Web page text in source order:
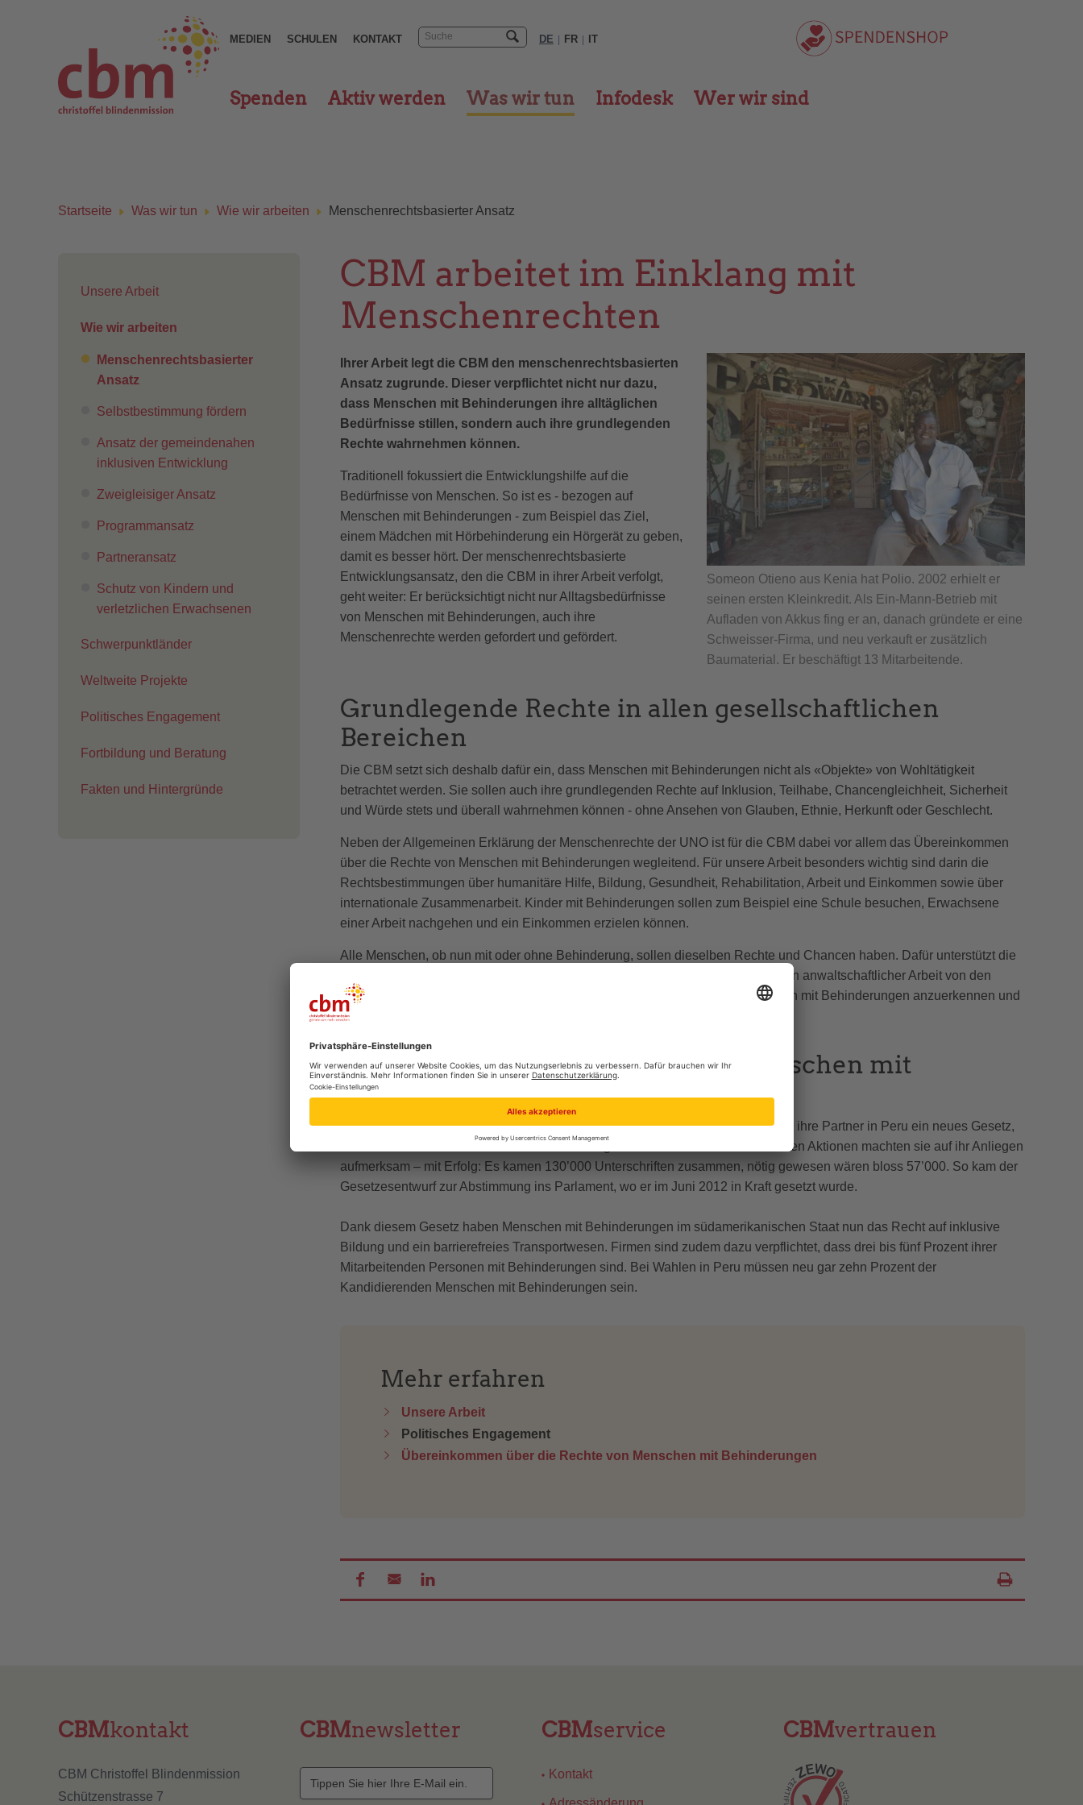
MEDIEN SCHULEN KONTAKT DE FR IT
Spenden Aktiv werden Was wir tun Infodesk Wer wir sind
Startseite Was wir tun Wie wir arbeiten Menschenrechtsbasierter Ansatz
Unsere Arbeit
Wie wir arbeiten
Menschenrechtsbasierter
Ansatz
Selbstbestimmung fördern
Ansatz der gemeindenahen
inklusiven Entwicklung
Zweigleisiger Ansatz
Programmansatz
Partneransatz
Schutz von Kindern und
verletzlichen Erwachsenen
Schwerpunktländer
Weltweite Projekte
Politisches Engagement
Fortbildung und Beratung
Fakten und Hintergründe
CBM arbeitet im Einklang mit
Menschenrechten
Someon Otieno aus Kenia hat Polio. 2002 erhielt er
seinen ersten Kleinkredit. Als Ein-Mann-Betrieb mit
Aufladen von Akkus fing er an, danach gründete er eine
Schweisser-Firma, und neu verkauft er zusätzlich
Baumaterial. Er beschäftigt 13 Mitarbeitende.
Ihrer Arbeit legt die CBM den menschenrechtsbasierten
Ansatz zugrunde. Dieser verpflichtet nicht nur dazu,
dass Menschen mit Behinderungen ihre alltäglichen
Bedürfnisse stillen, sondern auch ihre grundlegenden
Rechte wahrnehmen können.
Traditionell fokussiert die Entwicklungshilfe auf die
Bedürfnisse von Menschen. So ist es - bezogen auf
Menschen mit Behinderungen - zum Beispiel das Ziel,
einem Mädchen mit Hörbehinderung ein Hörgerät zu geben,
damit es besser hört. Der menschenrechtsbasierte
Entwicklungsansatz, den die CBM in ihrer Arbeit verfolgt,
geht weiter: Er berücksichtigt nicht nur Alltagsbedürfnisse
von Menschen mit Behinderungen, auch ihre
Menschenrechte werden gefordert und gefördert.
Grundlegende Rechte in allen gesellschaftlichen
Bereichen
Die CBM setzt sich deshalb dafür ein, dass Menschen mit Behinderungen nicht als «Objekte» von Wohltätigkeit
betrachtet werden. Sie sollen auch ihre grundlegenden Rechte auf Inklusion, Teilhabe, Chancengleichheit, Sicherheit
und Würde stets und überall wahrnehmen können - ohne Ansehen von Glauben, Ethnie, Herkunft oder Geschlecht.
Neben der Allgemeinen Erklärung der Menschenrechte der UNO ist für die CBM dabei vor allem das Übereinkommen
über die Rechte von Menschen mit Behinderungen wegleitend. Für unsere Arbeit besonders wichtig sind darin die
Rechtsbestimmungen über humanitäre Hilfe, Bildung, Gesundheit, Rehabilitation, Arbeit und Einkommen sowie über
internationale Zusammenarbeit. Kinder mit Behinderungen sollen zum Beispiel eine Schule besuchen, Erwachsene
einer Arbeit nachgehen und ein Einkommen erzielen können.
Alle Menschen, ob nun mit oder ohne Behinderung, sollen dieselben Rechte und Chancen haben. Dafür unterstützt die
CBM Menschen mit Behinderungen als Rechtsträger. Entsprechend fordert sie in anwaltschaftlicher Arbeit von den
Pflichtenträgern - also Regierungen und Institutionen - die Rechte der Menschen mit Behinderungen anzuerkennen und
zu erfüllen.
Erfolg in Peru: Mehr Rechte für Menschen mit
Behinderungen
Gemeinsam mit anderen Nichtregierungsorganisationen initiierten die CBM und ihre Partner in Peru ein neues Gesetz,
das die Rechte von Menschen mit Behinderungen stärken soll. Mit verschiedenen Aktionen machten sie auf ihr Anliegen
aufmerksam – mit Erfolg: Es kamen 130’000 Unterschriften zusammen, nötig gewesen wären bloss 57’000. So kam der
Gesetzesentwurf zur Abstimmung ins Parlament, wo er im Juni 2012 in Kraft gesetzt wurde.
Dank diesem Gesetz haben Menschen mit Behinderungen im südamerikanischen Staat nun das Recht auf inklusive
Bildung und ein barrierefreies Transportwesen. Firmen sind zudem dazu verpflichtet, dass drei bis fünf Prozent ihrer
Mitarbeitenden Personen mit Behinderungen sind. Bei Wahlen in Peru müssen neu gar zehn Prozent der
Kandidierenden Menschen mit Behinderungen sein.
Mehr erfahren
Unsere Arbeit
Politisches Engagement
Übereinkommen über die Rechte von Menschen mit Behinderungen
Inhalt drucken
Seite drucken
CBMkontakt
CBM Christoffel Blindenmission
Schützenstrasse 7
CBMnewsletter CBMservice
Kontakt
CBMvertrauen